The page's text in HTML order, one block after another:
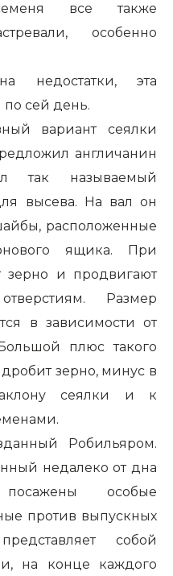
все также
особенно
недостатки, эта
по сей день.
вариант сеялки
англичанин
так называемый
высева. На вал он
расположенные
ящика. При
и продвигают
Размер
в зависимости от
плюс такого
дробит зерно, минус в
сеялки и к
Робильяром.
недалеко от дна
особые
против выпускных
собой
на конце каждого